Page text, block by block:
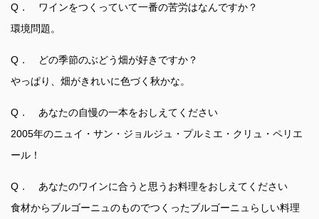
Q． ワインをつくっていて一番の苦労はなんですか？
環境問題。
Q． どの季節のぶどう畑が好きですか？
やっぱり、畑がきれいに色づく秋かな。
Q． あなたの自慢の一本をおしえてください
2005年のニュイ・サン・ジョルジュ・プルミエ・クリュ・ペリエ
ール！
Q． あなたのワインに合うと思うお料理をおしえてください
食材からブルゴーニュのものでつくったブルゴーニュらしい料理